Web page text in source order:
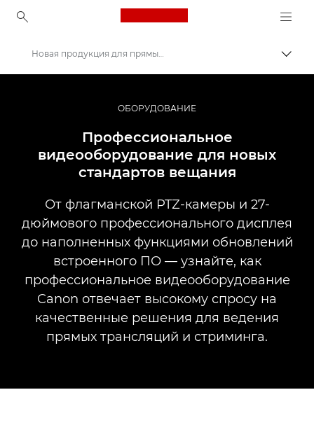
Canon Logo, back to
Профессиональная фото- и видеосъемка
Новая продукция для прямых трансляций
ОБОРУДОВАНИЕ
Профессиональное
видеооборудование для новых
стандартов вещания
От флагманской PTZ-камеры и 27-
дюймового профессионального дисплея
до наполненных функциями обновлений
встроенного ПО — узнайте, как
профессиональное видеооборудование
Canon отвечает высокому спросу на
качественные решения для ведения
прямых трансляций и стриминга.